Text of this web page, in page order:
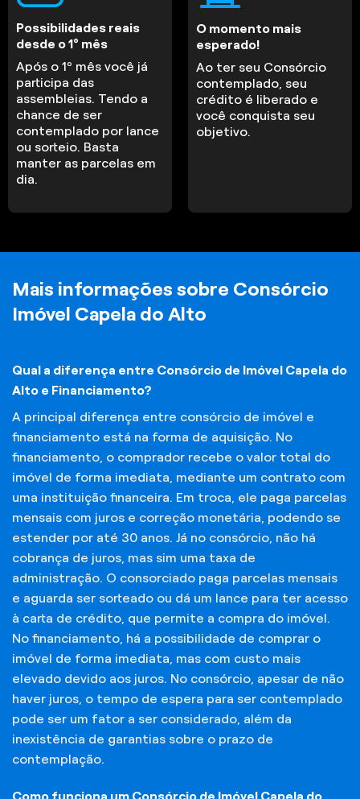
Possibilidades reais
desde o 1º mês
Após o 1º mês você já
participa das
assembleias. Tendo a
chance de ser
contemplado por lance
ou sorteio. Basta
manter as parcelas em
dia.
O momento mais
esperado!
Ao ter seu Consórcio
contemplado, seu
crédito é liberado e
você conquista seu
objetivo.
Mais informações sobre Consórcio
Imóvel Capela do Alto
Qual a diferença entre Consórcio de Imóvel Capela do
Alto e Financiamento?
A principal diferença entre consórcio de imóvel e
financiamento está na forma de aquisição. No
financiamento, o comprador recebe o valor total do
imóvel de forma imediata, mediante um contrato com
uma instituição financeira. Em troca, ele paga parcelas
mensais com juros e correção monetária, podendo se
estender por até 30 anos. Já no consórcio, não há
cobrança de juros, mas sim uma taxa de
administração. O consorciado paga parcelas mensais
e aguarda ser sorteado ou dá um lance para ter acesso
à carta de crédito, que permite a compra do imóvel.
No financiamento, há a possibilidade de comprar o
imóvel de forma imediata, mas com custo mais
elevado devido aos juros. No consórcio, apesar de não
haver juros, o tempo de espera para ser contemplado
pode ser um fator a ser considerado, além da
inexistência de garantias sobre o prazo de
contemplação.